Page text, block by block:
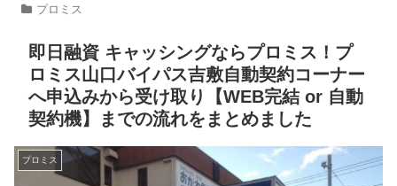
プロミス
即日融資 キャッシングならプロミス！プ
ロミス山口バイパス吉敷自動契約コーナー
へ申込みから受け取り【WEB完結 or 自動
契約機】までの流れをまとめました
プロミス